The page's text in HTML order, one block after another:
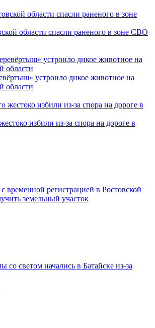
области спасли раненого в зоне СВО
устроило дикое животное на
области
избили из-за спора на дороге в
временной регистрацией в Ростовской
земельный участок
со светом начались в Батайске из-за